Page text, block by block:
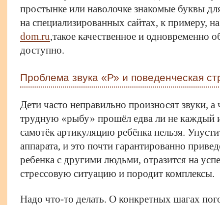
простынке или наволочке знакомые буквы
на специализированных сайтах, к примеру,
dom.ru,такое качественное и одновременно
доступно.
Проблема звука «Р» и поведенческая
Дети часто неправильно произносят звуки,
трудную «рыбу» прошёл едва ли не каждый
самотёк артикуляцию ребёнка нельзя.
аппарата, и это почти гарантированно
ребенка с другими людьми, отразится на
стрессовую ситуацию и породит комплексы.
Надо что-то делать. О конкретных шагах